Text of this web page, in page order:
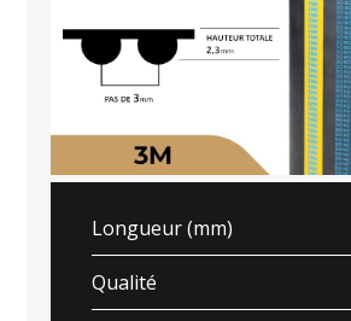
Longueur (mm)
Qualité